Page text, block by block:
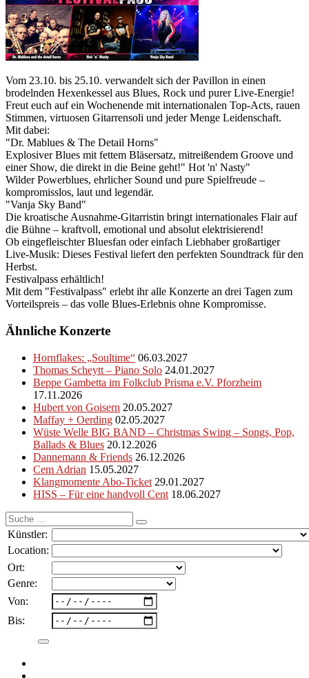
Vom 23.10. bis 25.10. verwandelt sich der Pavillon in einen
brodelnden Hexenkessel aus Blues, Rock und purer Live-Energie!
Freut euch auf ein Wochenende mit internationalen Top-Acts, rauen
Stimmen, virtuosen Gitarrensoli und jeder Menge Leidenschaft.
Mit dabei:
"Dr. Mablues & The Detail Horns"
Explosiver Blues mit fettem Bläsersatz, mitreißendem Groove und
einer Show, die direkt in die Beine geht!" Hot 'n' Nasty"
Wilder Powerblues, ehrlicher Sound und pure Spielfreude –
kompromisslos, laut und legendär.
"Vanja Sky Band"
Die kroatische Ausnahme-Gitarristin bringt internationales Flair auf
die Bühne – kraftvoll, emotional und absolut elektrisierend!
Ob eingefleischter Bluesfan oder einfach Liebhaber großartiger
Live-Musik: Dieses Festival liefert den perfekten Soundtrack für den
Herbst.
Festivalpass erhältlich!
Mit dem "Festivalpass" erlebt ihr alle Konzerte an drei Tagen zum
Vorteilspreis – das volle Blues-Erlebnis ohne Kompromisse.
Ähnliche Konzerte
Hornflakes: „Soultime“ 06.03.2027
Thomas Scheytt – Piano Solo 24.01.2027
Beppe Gambetta im Folkclub Prisma e.V. Pforzheim
17.11.2026
Hubert von Goisern 20.05.2027
Maffay + Oerding 02.05.2027
Wüste Welle BIG BAND – Christmas Swing – Songs, Pop,
Ballads & Blues 20.12.2026
Dannemann & Friends 26.12.2026
Cem Adrian 15.05.2027
Klangmomente Abo-Ticket 29.01.2027
HISS – Für eine handvoll Cent 18.06.2027
Suche
nach:
Künstler:
Location:
Ort:
Genre:
Von:
Bis: